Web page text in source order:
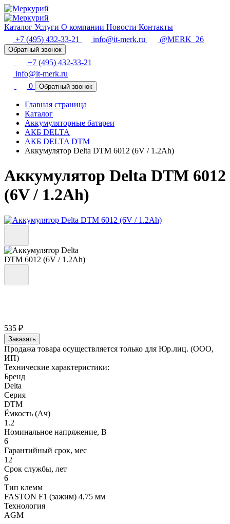
Каталог Услуги О компании Новости Контакты
+7 (495) 432-33-21
info@it-merk.ru @MERK_26
Обратный звонок
+7 (495) 432-33-21
info@it-merk.ru
0
Обратный звонок
Главная страница
Каталог
Аккумуляторные батареи
АКБ DELTA
АКБ DELTA DTM
Аккумулятор Delta DTM 6012 (6V / 1.2Ah)
Аккумулятор Delta DTM 6012
(6V / 1.2Ah)
535 ₽
Заказать
Продажа товара осуществляется только для Юр.лиц. (ООО,
ИП)
Технические характеристики:
Бренд
Delta
Серия
DTM
Ёмкость (Ач)
1.2
Номинальное напряжение, В
6
Гарантийный срок, мес
12
Срок службы, лет
6
Тип клемм
FASTON F1 (зажим) 4,75 мм
Технология
AGM